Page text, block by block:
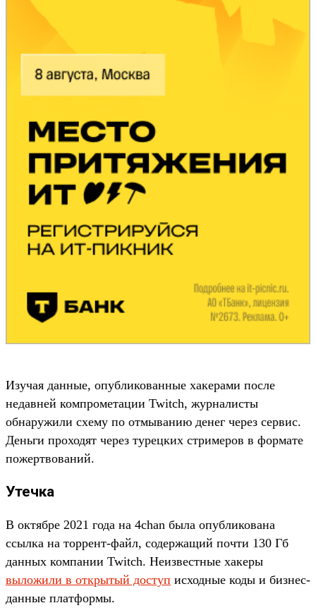
Изучая данные, опубликованные хакерами после
недавней компрометации Twitch, журналисты
обнаружили схему по отмыванию денег через сервис.
Деньги проходят через турецких стримеров в формате
пожертвований.
Утечка
В октябре 2021 года на 4chan была опубликована
ссылка на торрент-файл, содержащий почти 130 Гб
данных компании Twitch. Неизвестные хакеры
выложили в открытый доступ исходные коды и бизнес-
данные платформы.